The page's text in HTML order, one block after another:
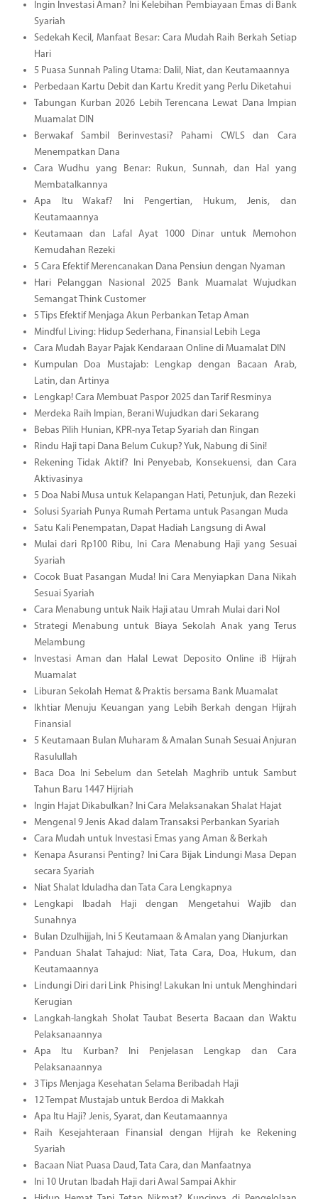
Ingin Investasi Aman? Ini Kelebihan Pembiayaan Emas di Bank
Syariah
Sedekah Kecil, Manfaat Besar: Cara Mudah Raih Berkah Setiap
Hari
5 Puasa Sunnah Paling Utama: Dalil, Niat, dan Keutamaannya
Perbedaan Kartu Debit dan Kartu Kredit yang Perlu Diketahui
Tabungan Kurban 2026 Lebih Terencana Lewat Dana Impian
Muamalat DIN
Berwakaf Sambil Berinvestasi? Pahami CWLS dan Cara
Menempatkan Dana
Cara Wudhu yang Benar: Rukun, Sunnah, dan Hal yang
Membatalkannya
Apa Itu Wakaf? Ini Pengertian, Hukum, Jenis, dan
Keutamaannya
Keutamaan dan Lafal Ayat 1000 Dinar untuk Memohon
Kemudahan Rezeki
5 Cara Efektif Merencanakan Dana Pensiun dengan Nyaman
Hari Pelanggan Nasional 2025 Bank Muamalat Wujudkan
Semangat Think Customer
5 Tips Efektif Menjaga Akun Perbankan Tetap Aman
Mindful Living: Hidup Sederhana, Finansial Lebih Lega
Cara Mudah Bayar Pajak Kendaraan Online di Muamalat DIN
Kumpulan Doa Mustajab: Lengkap dengan Bacaan Arab,
Latin, dan Artinya
Lengkap! Cara Membuat Paspor 2025 dan Tarif Resminya
Merdeka Raih Impian, Berani Wujudkan dari Sekarang
Bebas Pilih Hunian, KPR-nya Tetap Syariah dan Ringan
Rindu Haji tapi Dana Belum Cukup? Yuk, Nabung di Sini!
Rekening Tidak Aktif? Ini Penyebab, Konsekuensi, dan Cara
Aktivasinya
5 Doa Nabi Musa untuk Kelapangan Hati, Petunjuk, dan Rezeki
Solusi Syariah Punya Rumah Pertama untuk Pasangan Muda
Satu Kali Penempatan, Dapat Hadiah Langsung di Awal
Mulai dari Rp100 Ribu, Ini Cara Menabung Haji yang Sesuai
Syariah
Cocok Buat Pasangan Muda! Ini Cara Menyiapkan Dana Nikah
Sesuai Syariah
Cara Menabung untuk Naik Haji atau Umrah Mulai dari Nol
Strategi Menabung untuk Biaya Sekolah Anak yang Terus
Melambung
Investasi Aman dan Halal Lewat Deposito Online iB Hijrah
Muamalat
Liburan Sekolah Hemat & Praktis bersama Bank Muamalat
Ikhtiar Menuju Keuangan yang Lebih Berkah dengan Hijrah
Finansial
5 Keutamaan Bulan Muharam & Amalan Sunah Sesuai Anjuran
Rasulullah
Baca Doa Ini Sebelum dan Setelah Maghrib untuk Sambut
Tahun Baru 1447 Hijriah
Ingin Hajat Dikabulkan? Ini Cara Melaksanakan Shalat Hajat
Mengenal 9 Jenis Akad dalam Transaksi Perbankan Syariah
Cara Mudah untuk Investasi Emas yang Aman & Berkah
Kenapa Asuransi Penting? Ini Cara Bijak Lindungi Masa Depan
secara Syariah
Niat Shalat Iduladha dan Tata Cara Lengkapnya
Lengkapi Ibadah Haji dengan Mengetahui Wajib dan
Sunahnya
Bulan Dzulhijjah, Ini 5 Keutamaan & Amalan yang Dianjurkan
Panduan Shalat Tahajud: Niat, Tata Cara, Doa, Hukum, dan
Keutamaannya
Lindungi Diri dari Link Phising! Lakukan Ini untuk Menghindari
Kerugian
Langkah-langkah Sholat Taubat Beserta Bacaan dan Waktu
Pelaksanaannya
Apa Itu Kurban? Ini Penjelasan Lengkap dan Cara
Pelaksanaannya
3 Tips Menjaga Kesehatan Selama Beribadah Haji
12 Tempat Mustajab untuk Berdoa di Makkah
Apa Itu Haji? Jenis, Syarat, dan Keutamaannya
Raih Kesejahteraan Finansial dengan Hijrah ke Rekening
Syariah
Bacaan Niat Puasa Daud, Tata Cara, dan Manfaatnya
Ini 10 Urutan Ibadah Haji dari Awal Sampai Akhir